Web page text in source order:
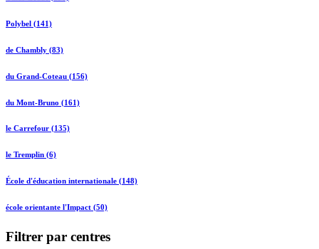
Polybel (141)
de Chambly (83)
du Grand-Coteau (156)
du Mont-Bruno (161)
le Carrefour (135)
le Tremplin (6)
École d'éducation internationale (148)
école orientante l'Impact (50)
Filtrer par centres